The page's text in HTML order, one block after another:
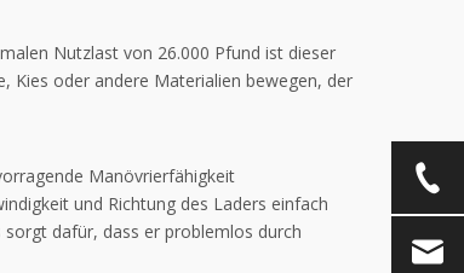
Nutzlast von 26.000 Pfund ist dieser
Kies oder andere Materialien bewegen, der
Manövrierfähigkeit
und Richtung des Laders einfach
dafür, dass er problemlos durch